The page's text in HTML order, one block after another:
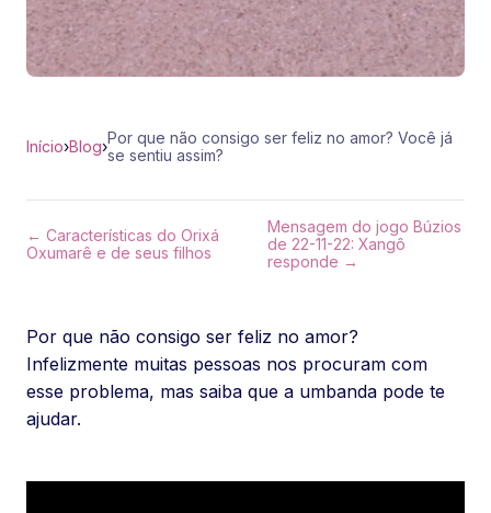
Início›Blog›Por que não consigo ser feliz no amor? Você já
se sentiu assim?
← Características do Orixá
Oxumarê e de seus filhos
Mensagem do jogo Búzios
de 22-11-22: Xangô
responde →
Por que não consigo ser feliz no amor?
Infelizmente muitas pessoas nos procuram com
esse problema, mas saiba que a umbanda pode te
ajudar.